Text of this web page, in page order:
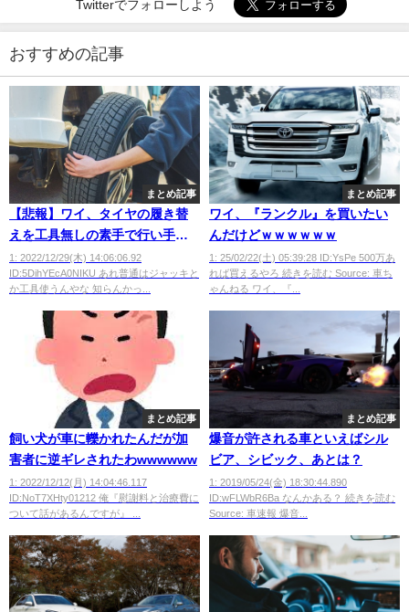
Twitterでフォローしよう
おすすめの記事
まとめ記事
【悲報】ワイ、タイヤの履き替
えを工具無しの素手で行い手が
めちゃくちゃになるｗ
1: 2022/12/29(木) 14:06:06.92
ID:5DihYEcA0NIKU あれ普通はジャッキと
か工具使うんやな 知らんかっ...
まとめ記事
ワイ、『ランクル』を買いたい
んだけどｗｗｗｗｗｗ
1: 25/02/22(土) 05:39:28 ID:YsPe 500万あ
れば買えるやろ 続きを読む Source: 車ち
ゃんねる ワイ、『...
まとめ記事
飼い犬が車に轢かれたんだが加
害者に逆ギレされたわwwwwww
1: 2022/12/12(月) 14:04:46.117
ID:NoT7XHty01212 俺『慰謝料と治療費に
ついて話があるんですが』 ...
まとめ記事
爆音が許される車といえばシル
ビア、シビック、あとは？
1: 2019/05/24(金) 18:30:44.890
ID:wFLWbR6Ba なんかある？ 続きを読む
Source: 車速報 爆音...